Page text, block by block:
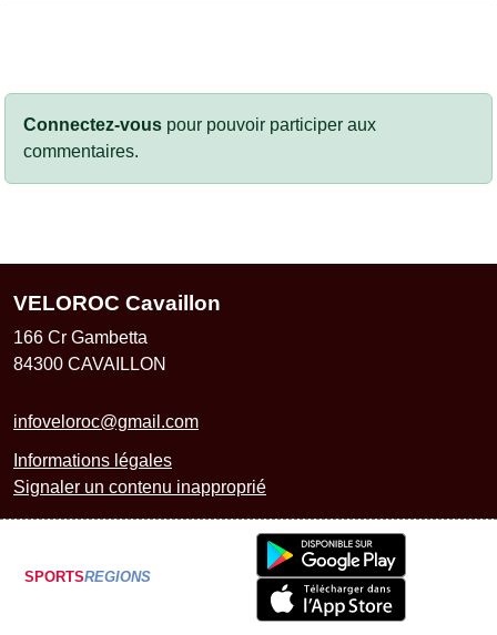
Connectez-vous pour pouvoir participer aux
commentaires.
VELOROC Cavaillon
166 Cr Gambetta
84300 CAVAILLON
infoveloroc@gmail.com
Informations légales
Signaler un contenu inapproprié
SPORTSREGIONS